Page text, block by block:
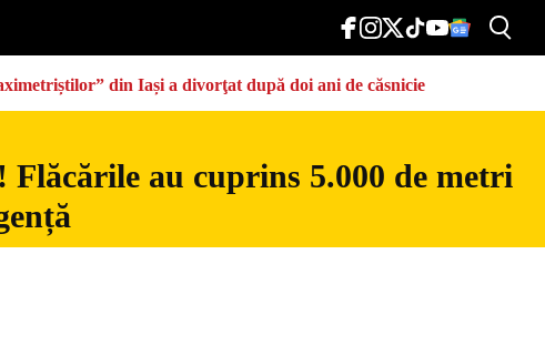
din Iași a divorţat după doi ani de căsnicie
au cuprins 5.000 de metri